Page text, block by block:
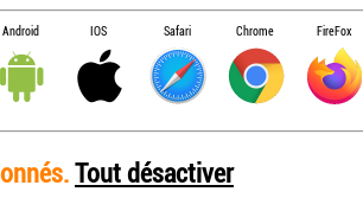
Android IOS Safari Chrome FireFox
Tout désactiver